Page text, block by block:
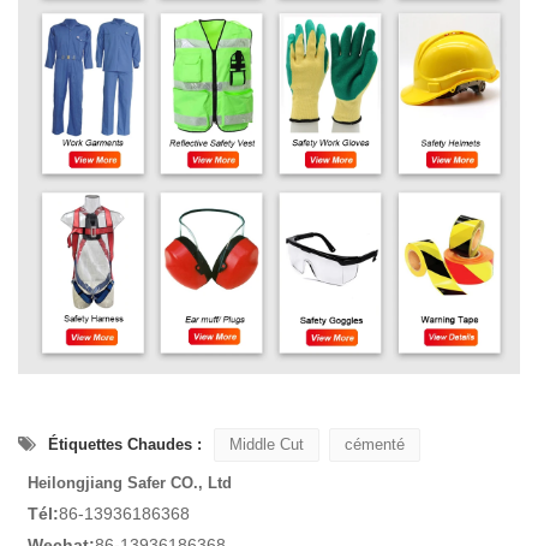
Étiquettes Chaudes : Middle Cut cémenté
Heilongjiang Safer CO., Ltd
Tél:86-13936186368